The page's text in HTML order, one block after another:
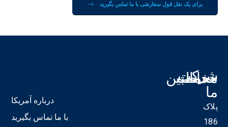
برای یک نقل قول سفارشی با ما تماس بگیرید
شرکت
پلاک
186
مخاطبین
ما
خدمات
درباره آمریکا
با ما تماس بگیرید